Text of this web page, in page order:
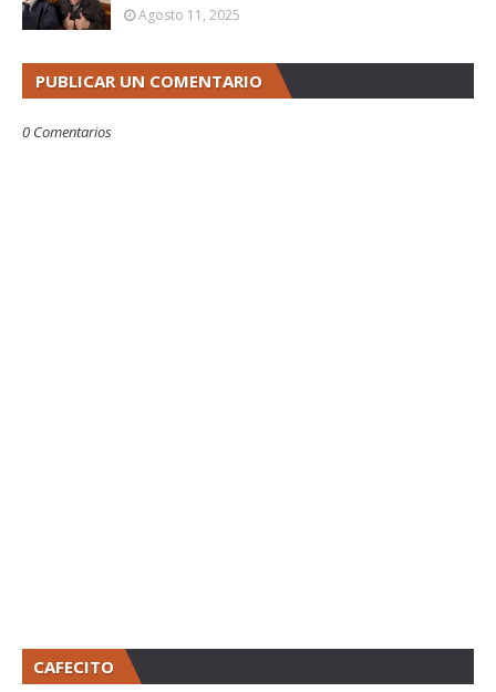
Agosto 11, 2025
PUBLICAR UN COMENTARIO
0 Comentarios
CAFECITO